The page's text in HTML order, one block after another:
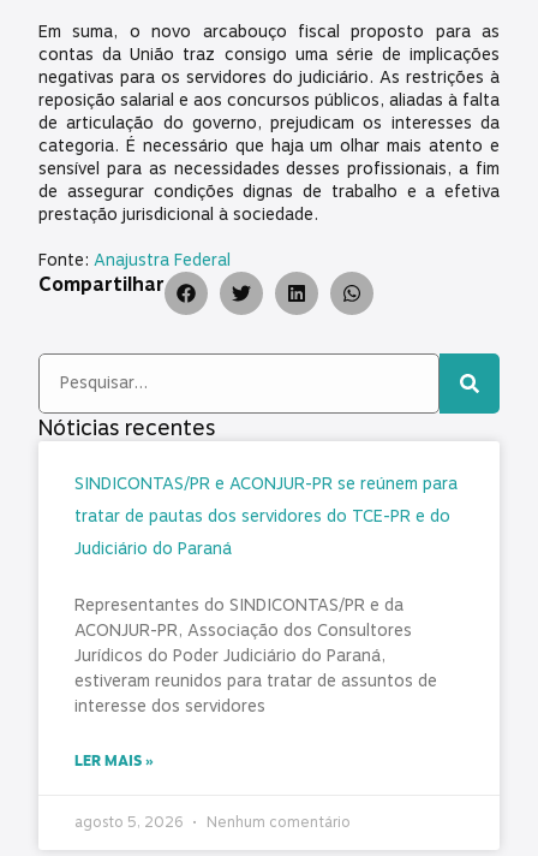
Em suma, o novo arcabouço fiscal proposto para as
contas da União traz consigo uma série de implicações
negativas para os servidores do judiciário. As restrições à
reposição salarial e aos concursos públicos, aliadas à falta
de articulação do governo, prejudicam os interesses da
categoria. É necessário que haja um olhar mais atento e
sensível para as necessidades desses profissionais, a fim
de assegurar condições dignas de trabalho e a efetiva
prestação jurisdicional à sociedade.
Fonte: Anajustra Federal
Compartilhar
Nóticias recentes
SINDICONTAS/PR e ACONJUR-PR se reúnem para
tratar de pautas dos servidores do TCE-PR e do
Judiciário do Paraná
Representantes do SINDICONTAS/PR e da
ACONJUR-PR, Associação dos Consultores
Jurídicos do Poder Judiciário do Paraná,
estiveram reunidos para tratar de assuntos de
interesse dos servidores
LER MAIS »
agosto 5, 2026 Nenhum comentário